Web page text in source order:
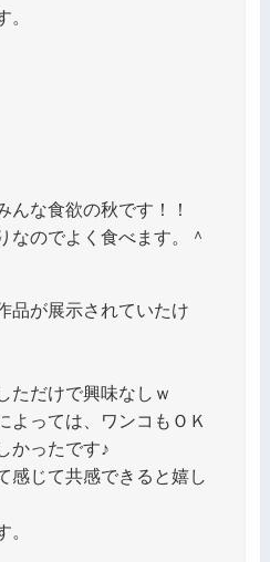
んな食欲の秋です！！
なのでよく食べます。＾
品が展示されていたけ
ただけで興味なしｗ
よっては、ワンコもＯＫ
かったです♪
感じて共感できると嬉し